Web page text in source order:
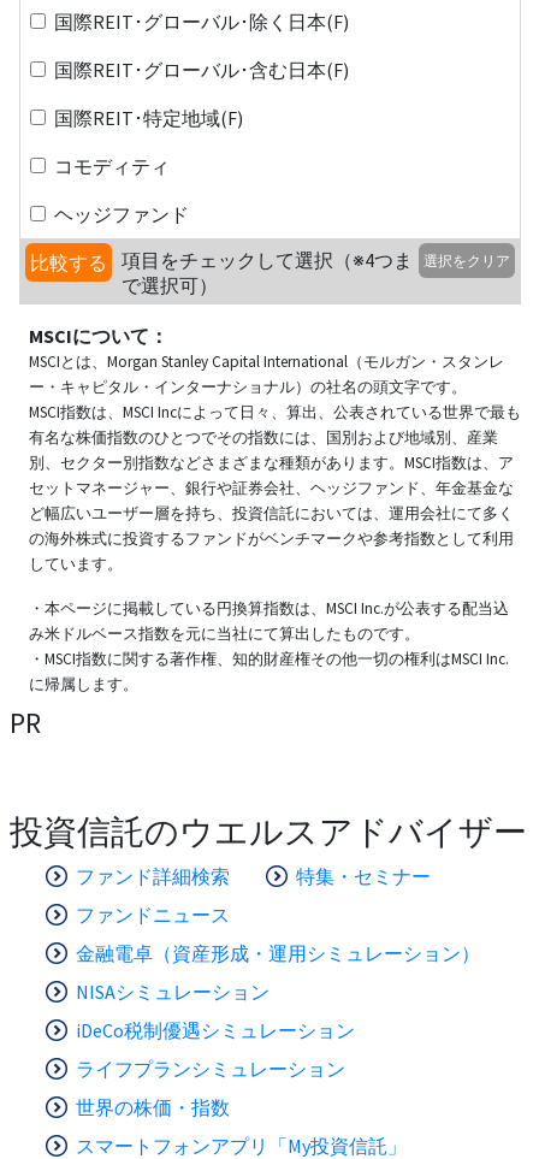
国際REIT･グローバル･除く日本(F)
国際REIT･グローバル･含む日本(F)
国際REIT･特定地域(F)
コモディティ
ヘッジファンド
比較する
項目をチェックして選択（※4つま
で選択可）
選択をクリア
MSCIについて：
MSCIとは、Morgan Stanley Capital International（モルガン・スタンレ
ー・キャピタル・インターナショナル）の社名の頭文字です。
MSCI指数は、MSCI Incによって日々、算出、公表されている世界で最も
有名な株価指数のひとつでその指数には、国別および地域別、産業
別、セクター別指数などさまざまな種類があります。MSCI指数は、ア
セットマネージャー、銀行や証券会社、ヘッジファンド、年金基金な
ど幅広いユーザー層を持ち、投資信託においては、運用会社にて多く
の海外株式に投資するファンドがベンチマークや参考指数として利用
しています。
・本ページに掲載している円換算指数は、MSCI Inc.が公表する配当込
み米ドルベース指数を元に当社にて算出したものです。
・MSCI指数に関する著作権、知的財産権その他一切の権利はMSCI Inc.
に帰属します。
PR
投資信託のウエルスアドバイザー
ファンド詳細検索
特集・セミナー
ファンドニュース
金融電卓（資産形成・運用シミュレーション）
NISAシミュレーション
iDeCo税制優遇シミュレーション
ライフプランシミュレーション
世界の株価・指数
スマートフォンアプリ「My投資信託」